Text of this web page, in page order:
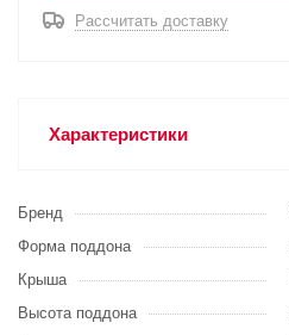
Рассчитать доставку
Характеристики
Бренд
Форма поддона
Крыша
Высота поддона